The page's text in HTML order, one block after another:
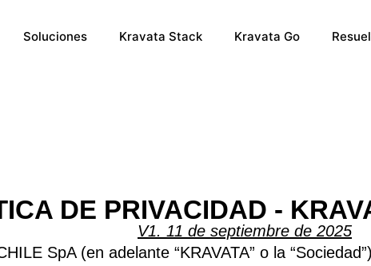
Soluciones Kravata Stack Kravata Go
DE PRIVACIDAD -
V1. 11 de septiembre de 2025
SpA (en adelante “KRAVATA” o la